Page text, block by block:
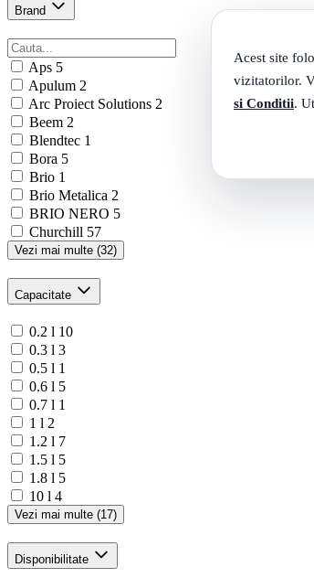
Acest site
vizitatorilor.
si Conditii.
Brand
Aps 5
Apulum 2
Arc Proiect Solutions 2
Beem 2
Blendtec 1
Bora 5
Brio 1
Brio Metalica 2
BRIO NERO 5
Churchill 57
Vezi mai multe (32)
Capacitate
0.2 l 10
0.3 l 3
0.5 l 1
0.6 l 5
0.7 l 1
1 l 2
1.2 l 7
1.5 l 5
1.8 l 5
10 l 4
Vezi mai multe (17)
Disponibilitate